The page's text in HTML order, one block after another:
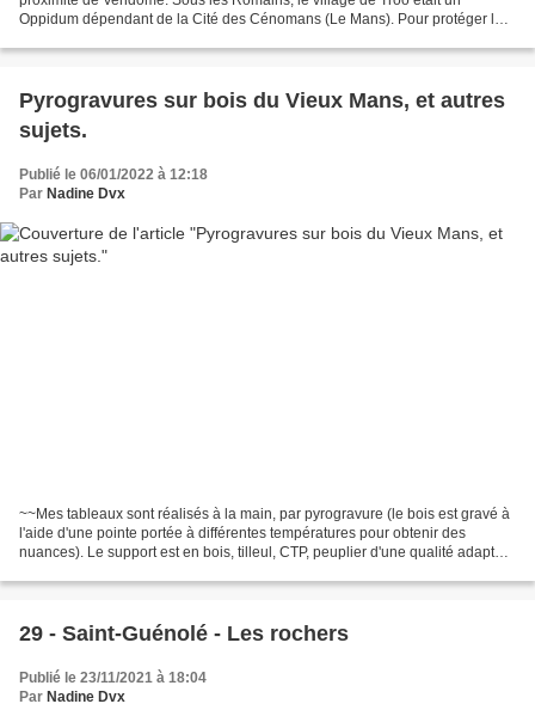
Oppidum dépendant de la Cité des Cénomans (Le Mans). Pour protéger les
Pyrogravures sur bois du Vieux Mans, et autres
sujets.
Publié le 06/01/2022 à 12:18
Par Nadine Dvx
~~Mes tableaux sont réalisés à la main, par pyrogravure (le bois est gravé à
l'aide d'une pointe portée à différentes températures pour obtenir des
nuances). Le support est en bois, tilleul, CTP, peuplier d'une qualité adaptée
29 - Saint-Guénolé - Les rochers
Publié le 23/11/2021 à 18:04
Par Nadine Dvx